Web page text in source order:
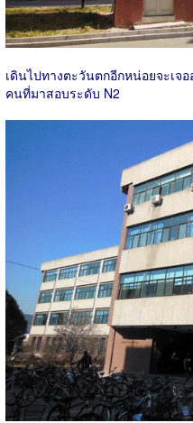
เดินไปทางตะวันตกอีกหน่อยจะเจ
คนที่มาสอบระดับ N2